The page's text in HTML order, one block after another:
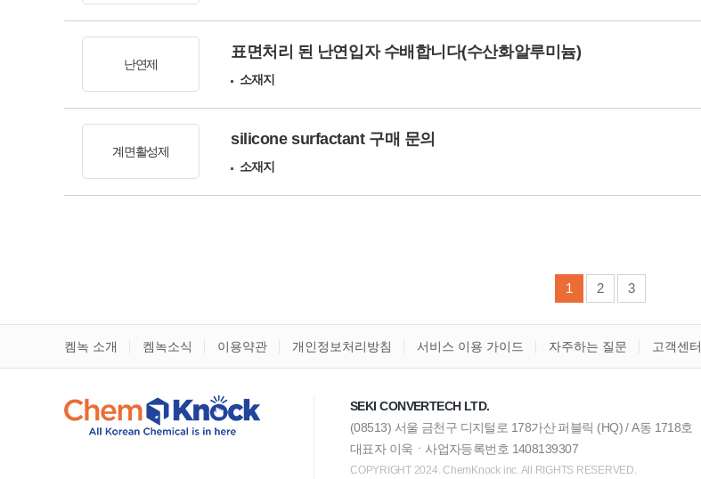
난연제
표면처리 된 난연입자 수배합니다(수산화알루미늄)
소재지
계면활성제
silicone surfactant 구매 문의
소재지
1 2 3
켐녹 소개 켐녹소식 이용약관 개인정보처리방침 서비스 이용 가이드 자주하는 질문 고객센터
SEKI CONVERTECH LTD.
(08513) 서울 금천구 디지털로 178가산 퍼블릭 (HQ) / A동 1718호
대표자 이욱ㆍ사업자등록번호 1408139307
COPYRIGHT 2024. ChemKnock inc. All RIGHTS RESERVED.